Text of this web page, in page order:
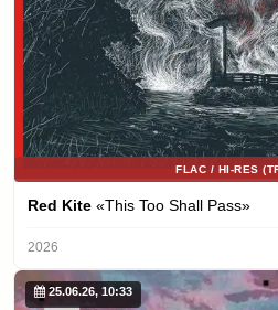
FLAC / HI-RES
Red Kite «This Too Shall Pass»
2026
25.06.26, 10:33